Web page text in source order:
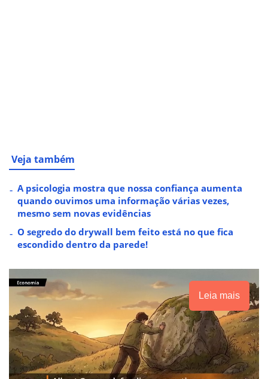
Veja também
A psicologia mostra que nossa confiança aumenta
quando ouvimos uma informação várias vezes,
mesmo sem novas evidências
O segredo do drywall bem feito está no que fica
escondido dentro da parede!
Leia mais